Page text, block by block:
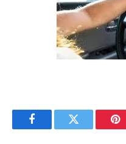
FacebookTwitter